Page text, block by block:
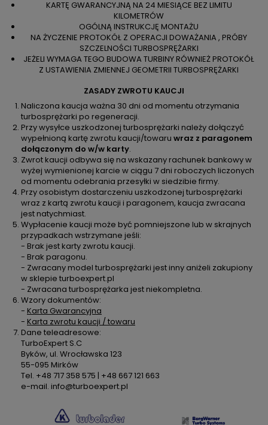
KARTĘ GWARANCYJNĄ NA 24 MIESIĄCE BEZ LIMITU
KILOMETRÓW
OGÓLNĄ INSTRUKCJĘ MONTAŻU
NA ŻYCZENIE PROTOKÓŁ Z OPERACJI DOWAŻANIA , PRÓBY
SZCZELNOŚCI TURBOSPRĘŻARKI
JEŻELI WYMAGA TEGO BUDOWA TURBINY RÓWNIEŻ PROTOKÓŁ
Z USTAWIENIA ZMIENNEJ GEOMETRII TURBOSPRĘŻARKI
ZASADY ZWROTU KAUCJI
Naliczona kaucja ważna 30 dni od momentu otrzymania
turbosprężarki po regeneracji.
Przy wysyłce uszkodzonej turbosprężarki należy dołączyć
wypełnioną kartę zwrotu kaucji/towaru wraz z paragonem
dołączonym do w/w karty.
Zwrot kaucji odbywa się na wskazany rachunek bankowy w
wyżej wymienionej karcie w ciągu 7 dni roboczych liczonych
od momentu odebrania przesyłki w siedzibie firmy.
Przy osobistym dostarczeniu uszkodzonej turbosprężarki
wraz z kartą zwrotu kaucji i paragonem, kaucja zwracana
jest natychmiast.
Wypłacenie kaucji może być pomniejszone lub w skrajnych
przypadkach wstrzymane jeśli:
- Brak jest karty zwrotu kaucji.
- Brak paragonu.
- Zwracany model turbosprężarki jest inny aniżeli zakupiony
w sklepie turboexpert.pl
- Zwracana turbosprężarka jest niekompletna.
Wzory dokumentów:
- Karta Gwarancyjna
- Karta zwrotu kaucji / towaru
Dane teleadresowe:
TurboExpert S.C
Byków, ul. Wrocławska 123
55-095 Mirków
Tel. +48 717 358 575 | +48 667 121 663
e-mail. info@turboexpert.pl